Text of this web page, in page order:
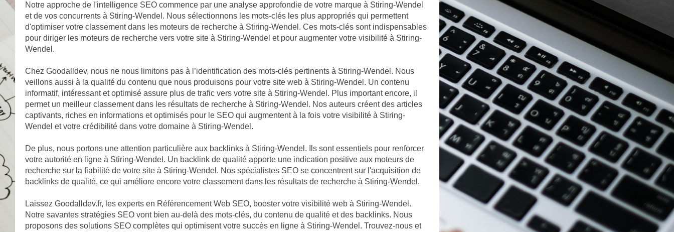
Notre approche de l'intelligence SEO commence par une analyse approfondie de votre marque à Stiring-Wendel
et de vos concurrents à Stiring-Wendel. Nous sélectionnons les mots-clés les plus appropriés qui permettent
d'optimiser votre classement dans les moteurs de recherche à Stiring-Wendel. Ces mots-clés sont indispensables
pour diriger les moteurs de recherche vers votre site à Stiring-Wendel et pour augmenter votre visibilité à Stiring-
Wendel.
Chez Goodalldev, nous ne nous limitons pas à l’identification des mots-clés pertinents à Stiring-Wendel. Nous
veillons aussi à la qualité du contenu que nous produisons pour votre site web à Stiring-Wendel. Un contenu
informatif, intéressant et optimisé assure plus de trafic vers votre site à Stiring-Wendel. Plus important encore, il
permet un meilleur classement dans les résultats de recherche à Stiring-Wendel. Nos auteurs créent des articles
captivants, riches en informations et optimisés pour le SEO qui augmentent à la fois votre visibilité à Stiring-
Wendel et votre crédibilité dans votre domaine à Stiring-Wendel.
De plus, nous portons une attention particulière aux backlinks à Stiring-Wendel. Ils sont essentiels pour renforcer
votre autorité en ligne à Stiring-Wendel. Un backlink de qualité apporte une indication positive aux moteurs de
recherche sur la fiabilité de votre site à Stiring-Wendel. Nos spécialistes SEO se concentrent sur l'acquisition de
backlinks de qualité, ce qui améliore encore votre classement dans les résultats de recherche à Stiring-Wendel.
Laissez Goodalldev.fr, les experts en Référencement Web SEO, booster votre visibilité web à Stiring-Wendel.
Notre savantes stratégies SEO vont bien au-delà des mots-clés, du contenu de qualité et des backlinks. Nous
proposons des solutions SEO complètes qui optimisent votre succès en ligne à Stiring-Wendel. Trouvez-nous et